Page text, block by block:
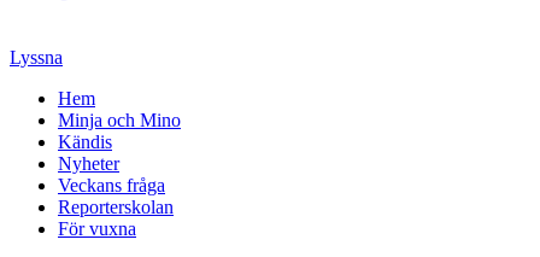
Lyssna
Hem
Minja och Mino
Kändis
Nyheter
Veckans fråga
Reporterskolan
För vuxna